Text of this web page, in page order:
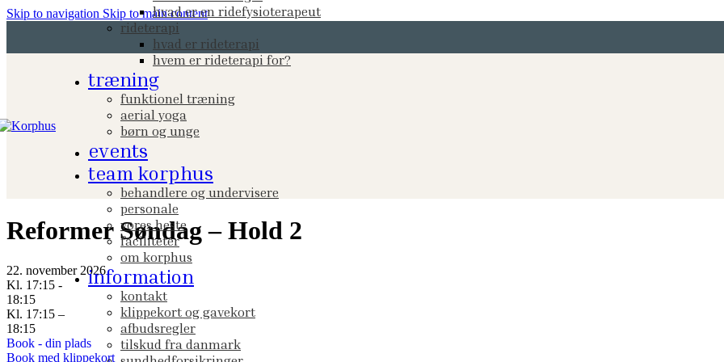
Skip to navigation Skip to main content
hvad er en ridefysioterapeut
rideterapi
hvad er rideterapi
hvem er rideterapi for?
træning
funktionel træning
aerial yoga
børn og unge
events
team korphus
behandlere og undervisere
personale
vores heste
faciliteter
om korphus
information
kontakt
klippekort og gavekort
afbudsregler
tilskud fra danmark
Reformer Søndag – Hold 2
22. november 2026
Kl. 17:15 -
18:15
Kl. 17:15 –
18:15
Book - din plads
Book med klippekort